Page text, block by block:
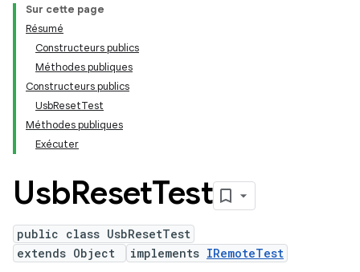
Sur cette page
Résumé
Constructeurs publics
Méthodes publiques
Constructeurs publics
UsbResetTest
Méthodes publiques
Exécuter
UsbResetTest
public class UsbResetTest
extends Object
implements IRemoteTest